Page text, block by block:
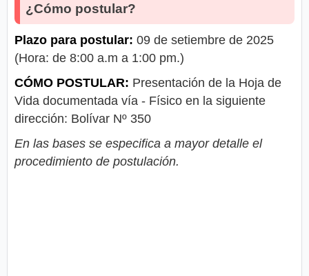
¿Cómo postular?
Plazo para postular: 09 de setiembre de 2025
(Hora: de 8:00 a.m a 1:00 pm.)
CÓMO POSTULAR: Presentación de la Hoja de
Vida documentada vía - Físico en la siguiente
dirección: Bolívar Nº 350
En las bases se especifica a mayor detalle el
procedimiento de postulación.